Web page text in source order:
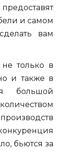
и самом
вам
только в
и также в
большой
бьются за